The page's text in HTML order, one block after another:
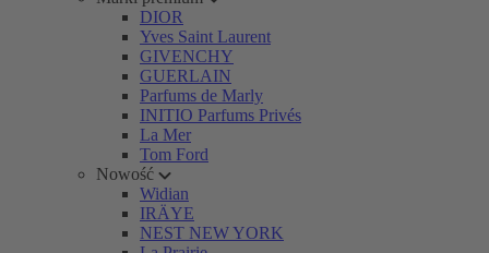
DIOR
Yves Saint Laurent
GIVENCHY
GUERLAIN
Parfums de Marly
INITIO Parfums Privés
La Mer
Tom Ford
Nowość
Widian
IRÄYE
NEST NEW YORK